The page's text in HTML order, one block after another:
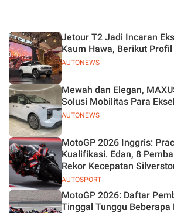
AUTONEWS
Jetour T2 Jadi Incaran
Kaum Hawa, Berikut
AUTONEWS
Mewah dan Elegan,
Solusi Mobilitas Para
AUTOSPORT
MotoGP 2026 Inggris:
Kualifikasi. Edan, 8
Rekor Kecepatan
MotoGP 2026: Daftar
Tinggal Tunggu Beberapa